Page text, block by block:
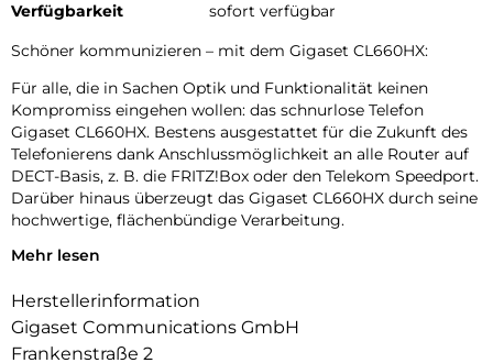
Verfügbarkeit
sofort verfügbar
Schöner kommunizieren – mit dem Gigaset CL660HX:
Für alle, die in Sachen Optik und Funktionalität keinen
Kompromiss eingehen wollen: das schnurlose Telefon
Gigaset CL660HX. Bestens ausgestattet für die Zukunft des
Telefonierens dank Anschlussmöglichkeit an alle Router auf
DECT-Basis, z. B. die FRITZ!Box oder den Telekom Speedport.
Darüber hinaus überzeugt das Gigaset CL660HX durch seine
hochwertige, flächenbündige Verarbeitung.
Überzeugt in Optik und Handhabung. So muss Telefonieren
Die flächenbündigen Tasten unterstreichen die
Hochwertigkeit des Telefons. Die rahmenlose beleuchtete
Mehr lesen
Herstellerinformation
Gigaset Communications GmbH
Frankenstraße 2